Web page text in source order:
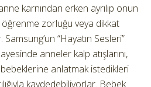
karnından erken ayrılıp onun
öğrenme zorluğu veya dikkat
“Hayatın Sesleri”
anneler kalp atışlarını,
anlatmak istedikleri
kaydedebiliyorlar. Bebek